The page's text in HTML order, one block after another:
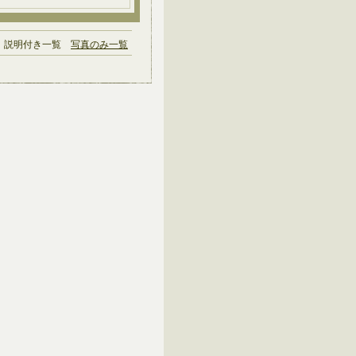
説明付き一覧 写真のみ一覧